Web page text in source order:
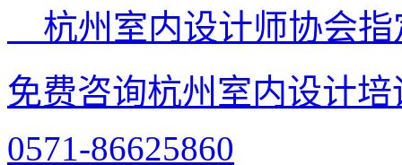
杭州室内设计师协会
免费咨询杭州室内设计
0571-86625860